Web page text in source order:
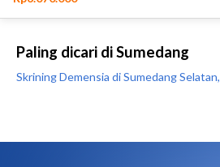
Paling dicari di Sumedang
Skrining Demensia di Sumedang